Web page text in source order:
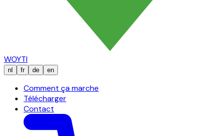
WOYTI
nl fr de en
Comment ça marche
Télécharger
Contact